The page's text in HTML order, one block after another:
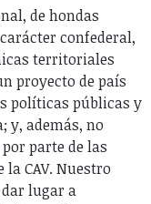
de hondas
confederal,
territoriales
proyecto de país
políticas públicas y
y, además, no
parte de las
CAV. Nuestro
lugar a